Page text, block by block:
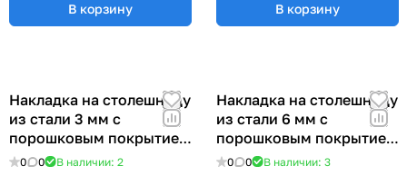
В корзину В корзину
Накладка на столешницу
из стали 3 мм с
порошковым покрытием
(ширина 1800 мм) ER-
0 0 В наличии: 2
Накладка на столешницу
из стали 6 мм с
порошковым покрытием
(ширина 1800 мм) ER-
0 0 В наличии: 3